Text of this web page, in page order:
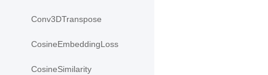
Conv3DTranspose
CosineEmbeddingLoss
CosineSimilarity